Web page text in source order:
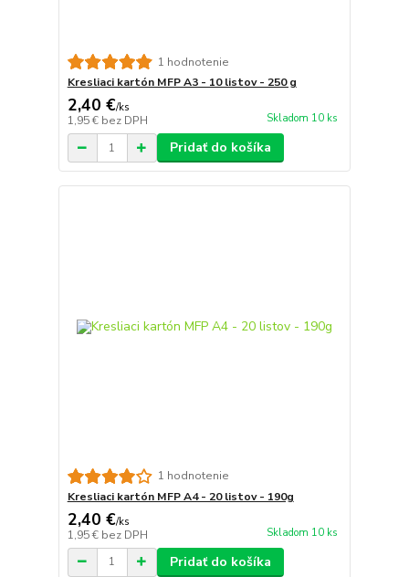
1 hodnotenie
Kresliaci kartón MFP A3 - 10 listov - 250 g
2,40 €/ks
1,95 € bez DPH Skladom 10 ks
Pridať do košíka
1 hodnotenie
Kresliaci kartón MFP A4 - 20 listov - 190g
2,40 €/ks
1,95 € bez DPH Skladom 10 ks
Pridať do košíka